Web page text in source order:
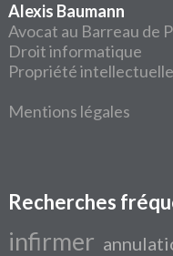
Alexis Baumann
Avocat au Barreau de
Droit informatique
Propriété intellectuelle
Mentions légales
Recherches
infirmer